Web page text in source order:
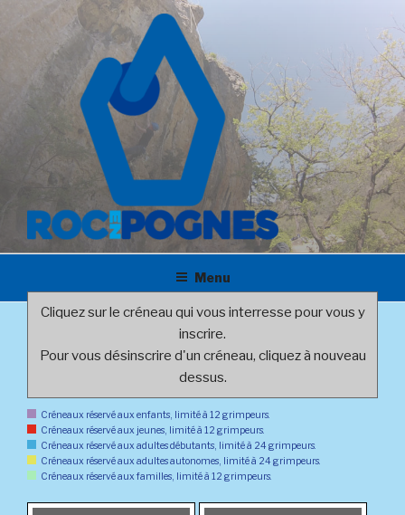
principal
ROC EN POGNES – CLUB
D'ESCALADE À ROSNY SOUS
BOIS
Club d'escalade à Rosny sous Bois
Menu
Cliquez sur le créneau qui vous interresse pour vous y
inscrire.
Pour vous désinscrire d'un créneau, cliquez à nouveau
dessus.
Créneaux réservé aux enfants, limité à 12 grimpeurs.
Créneaux réservé aux jeunes, limité à 12 grimpeurs.
Créneaux réservé aux adultes débutants, limité à 24 grimpeurs.
Créneaux réservé aux adultes autonomes, limité à 24 grimpeurs.
Créneaux réservé aux familles, limité à 12 grimpeurs.